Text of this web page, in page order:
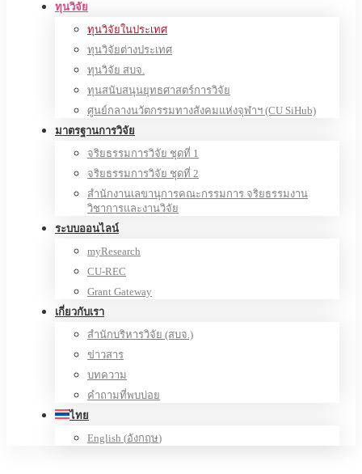
ทุนวิจัย
ทุนวิจัยในประเทศ
ทุนวิจัยต่างประเทศ
ทุนวิจัย สบจ.
ทุนสนับสนุนยุทธศาสตร์การวิจัย
ศูนย์กลางนวัตกรรมทางสังคมแห่งจุฬาฯ (CU SiHub)
มาตรฐานการวิจัย
จริยธรรมการวิจัย ชุดที่ 1
จริยธรรมการวิจัย ชุดที่ 2
สำนักงานเลขานุการคณะกรรมการ จริยธรรมงาน
วิชาการและงานวิจัย
ระบบออนไลน์
myResearch
CU-REC
Grant Gateway
เกี่ยวกับเรา
สำนักบริหารวิจัย (สบจ.)
ข่าวสาร
บทความ
คำถามที่พบบ่อย
ไทย
English (อังกฤษ)